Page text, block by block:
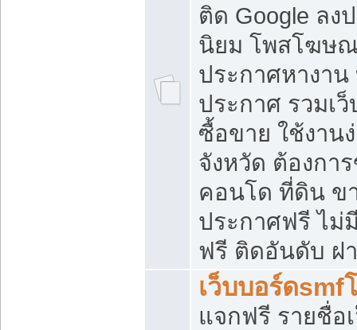
ติด Google ลง
นิยม โพสโฆษ
ประกาศหางาน
ประกาศ รวมเ
ซื้อขาย ใช้งาน
จังหวัด ต้องกา
คอนโด ที่ดิน ข
ประกาศฟรี ไม่
ฟรี ติดอันดับ ฝ
เว็บบอร์ดsmf
แจกฟรี รายชื่อ